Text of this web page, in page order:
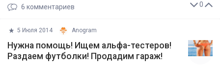
0
6 комментариев
5 Июля 2014 Anogram
Нужна помощь! Ищем альфа-тестеров!
Раздаем футболки! Продадим гараж!